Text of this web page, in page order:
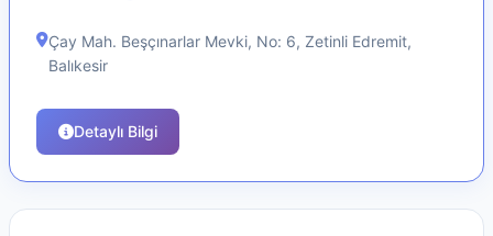
Çay Mah. Beşçınarlar Mevki, No: 6, Zetinli Edremit,
Balıkesir
Detaylı Bilgi